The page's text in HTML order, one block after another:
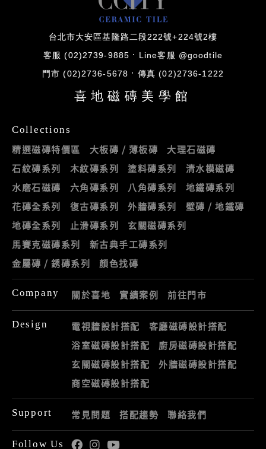
台北市大安區基隆路二段222號+224號2樓
客服 (02)2739-9885 Line客服 @goodtile
門市 (02)2736-5678 傳真 (02)2736-1222
喜地磁磚美學館
Collections
精選磁磚特價區 大板磚 / 薄板磚
大理石磁磚
石紋磚系列
木紋磚系列 塗料磚系列
清水模磁磚
水磨石磁磚
六角磚系列 八角磚系列
地鐵磚系列
花磚全系列
復古磚系列 外牆磚系列
壁磚 / 地鐵磚
地磚全系列
止滑磚系列
玄關磁磚系列
馬賽克磁磚系列
新古典手工磚系列
金屬磚 / 銹磚系列
顏色找磚
Company 關於喜地 實績案例 前往門市
Design 電視牆設計搭配
客廳磁磚設計搭配
浴室磁磚設計搭配
廚房磁磚設計搭配
玄關磁磚設計搭配
外牆磁磚設計搭配
商空磁磚設計搭配
Support 常見問題 搭配趨勢 聯絡我們
Follow Us